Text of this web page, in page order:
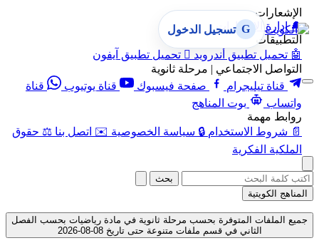
الإشعارات
🔔 إدارة الإشعارات
التطبيقات
🤖 تحميل تطبيق أندرويد  تحميل تطبيق آيفون
التواصل الاجتماعي | مرحلة ثانوية
قناة تيليجرام
صفحة فيسبوك قناة يوتيوب
قناة
واتساب
بوت المناهج
روابط مهمة
📄 شروط الاستخدام 🔒 سياسة الخصوصية ✉️ اتصل بنا ⚖️ حقوق
الملكية الفكرية
G تسجيل الدخول
بحث
المناهج الكويتية
جميع الملفات المتوفرة بحسب مرحلة ثانوية في مادة رياضيات بحسب الفصل
الثاني في قسم ملفات متنوعة حتى تاريخ 08-08-2026